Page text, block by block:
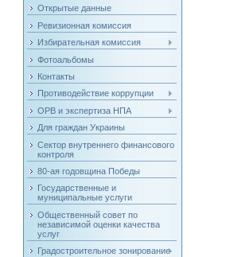
Открытые данные
Ревизионная комиссия
Избирательная комиссия
Фотоальбомы
Контакты
Противодействие коррупции
ОРВ и экспертиза НПА
Для граждан Украины
Сектор внутреннего финансового
контроля
80-ая годовщина Победы
Государственные и
муниципальные услуги
Общественный совет по
независимой оценки качества
услуг
Градостроительное зонирование